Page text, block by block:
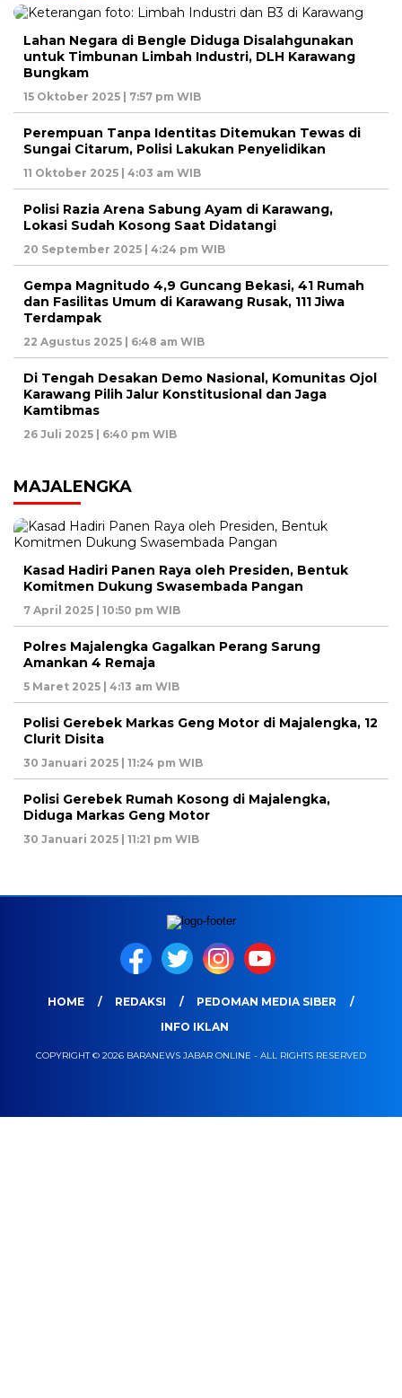
Lahan Negara di Bengle Diduga Disalahgunakan
untuk Timbunan Limbah Industri, DLH Karawang
Bungkam
15 Oktober 2025 | 7:57 pm WIB
Perempuan Tanpa Identitas Ditemukan Tewas di
Sungai Citarum, Polisi Lakukan Penyelidikan
11 Oktober 2025 | 4:03 am WIB
Polisi Razia Arena Sabung Ayam di Karawang,
Lokasi Sudah Kosong Saat Didatangi
20 September 2025 | 4:24 pm WIB
Gempa Magnitudo 4,9 Guncang Bekasi, 41 Rumah
dan Fasilitas Umum di Karawang Rusak, 111 Jiwa
Terdampak
22 Agustus 2025 | 6:48 am WIB
Di Tengah Desakan Demo Nasional, Komunitas Ojol
Karawang Pilih Jalur Konstitusional dan Jaga
Kamtibmas
26 Juli 2025 | 6:40 pm WIB
MAJALENGKA
Kasad Hadiri Panen Raya oleh Presiden, Bentuk
Komitmen Dukung Swasembada Pangan
7 April 2025 | 10:50 pm WIB
Polres Majalengka Gagalkan Perang Sarung
Amankan 4 Remaja
5 Maret 2025 | 4:13 am WIB
Polisi Gerebek Markas Geng Motor di Majalengka, 12
Clurit Disita
30 Januari 2025 | 11:24 pm WIB
Polisi Gerebek Rumah Kosong di Majalengka,
Diduga Markas Geng Motor
30 Januari 2025 | 11:21 pm WIB
HOME REDAKSI
PEDOMAN MEDIA SIBER
INFO IKLAN
COPYRIGHT © 2026 BARANEWS JABAR ONLINE - ALL RIGHTS RESERVED